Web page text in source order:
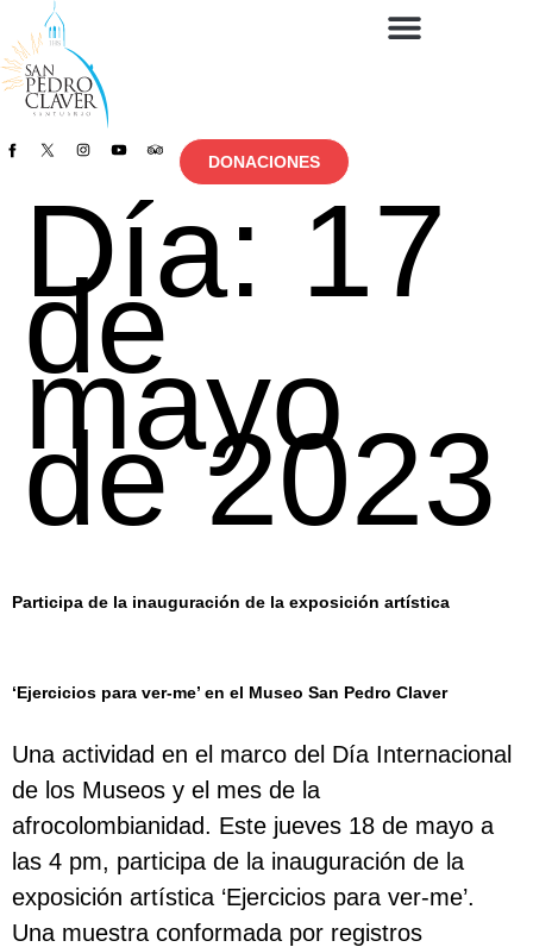
DONACIONES
Día: 17
de
mayo
de 2023
Participa de la inauguración de la exposición artística
‘Ejercicios para ver-me’ en el Museo San Pedro Claver
Una actividad en el marco del Día Internacional
de los Museos y el mes de la
afrocolombianidad. Este jueves 18 de mayo a
las 4 pm, participa de la inauguración de la
exposición artística ‘Ejercicios para ver-me’.
Una muestra conformada por registros